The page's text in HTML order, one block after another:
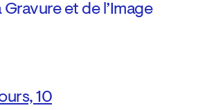
et de l’Image
10